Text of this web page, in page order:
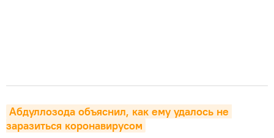
Абдуллозода объяснил, как ему удалось не
заразиться коронавирусом